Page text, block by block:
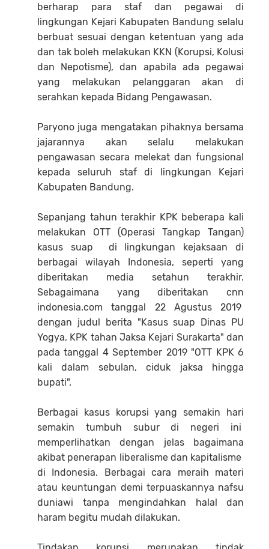
berharap para staf dan pegawai di
lingkungan Kejari Kabupaten Bandung selalu
berbuat sesuai dengan ketentuan yang ada
dan tak boleh melakukan KKN (Korupsi, Kolusi
dan Nepotisme), dan apabila ada pegawai
yang melakukan pelanggaran akan di
serahkan kepada Bidang Pengawasan.
Paryono juga mengatakan pihaknya bersama
jajarannya akan selalu melakukan
pengawasan secara melekat dan fungsional
kepada seluruh staf di lingkungan Kejari
Kabupaten Bandung.
Sepanjang tahun terakhir KPK beberapa kali
melakukan OTT (Operasi Tangkap Tangan)
kasus suap di lingkungan kejaksaan di
berbagai wilayah Indonesia, seperti yang
diberitakan media setahun terakhir.
Sebagaimana yang diberitakan cnn
indonesia.com tanggal 22 Agustus 2019
dengan judul berita "Kasus suap Dinas PU
Yogya, KPK tahan Jaksa Kejari Surakarta" dan
pada tanggal 4 September 2019 "OTT KPK 6
kali dalam sebulan, ciduk jaksa hingga
bupati".
Berbagai kasus korupsi yang semakin hari
semakin tumbuh subur di negeri ini
memperlihatkan dengan jelas bagaimana
akibat penerapan liberalisme dan kapitalisme
di Indonesia. Berbagai cara meraih materi
atau keuntungan demi terpuaskannya nafsu
duniawi tanpa mengindahkan halal dan
haram begitu mudah dilakukan.